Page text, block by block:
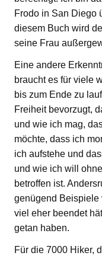
Frodo in San Diego
diesem Buch wird
seine Frau
Eine andere
braucht es für viele
bis zum Ende zu
Freiheit bevorzugt,
und wie ich mag,
möchte, dass ich
ich aufstehe und
und wie ich will
betroffen ist.
genügend Beispiele
viel eher beendet
getan haben.
Für die 7000 Hiker,